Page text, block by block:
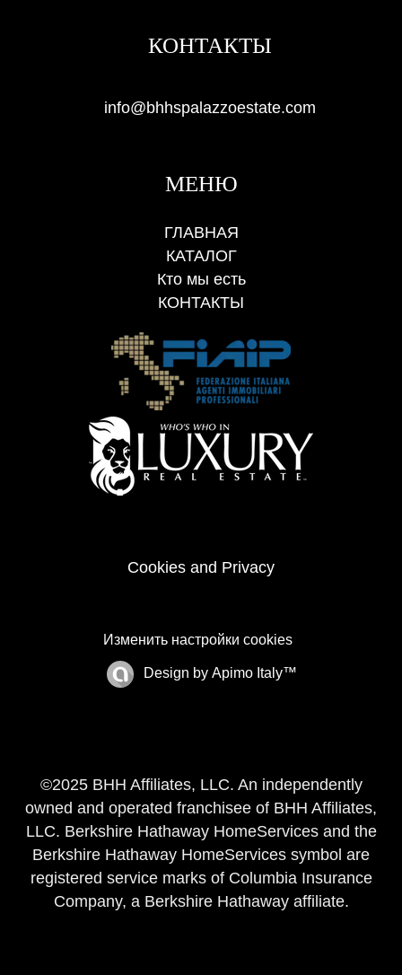
КОНТАКТЫ
info@bhhspalazzoestate.com
МЕНЮ
ГЛАВНАЯ
КАТАЛОГ
Кто мы есть
КОНТАКТЫ
Cookies and Privacy
Изменить настройки cookies
Design by Apimo Italy™
©2025 BHH Affiliates, LLC. An independently
owned and operated franchisee of BHH Affiliates,
LLC. Berkshire Hathaway HomeServices and the
Berkshire Hathaway HomeServices symbol are
registered service marks of Columbia Insurance
Company, a Berkshire Hathaway affiliate.